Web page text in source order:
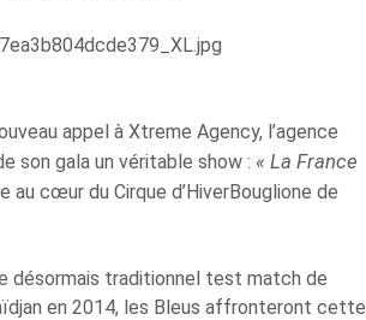
appel à Xtreme Agency, l’agence
son gala un véritable show : « La France
au cœur du Cirque d’HiverBouglione de
désormais traditionnel test match de
en 2014, les Bleus affronteront cette